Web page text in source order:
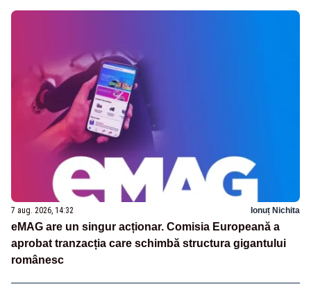
7 aug. 2026, 14:32 Ionuț Nichita
eMAG are un singur acționar. Comisia Europeană a
aprobat tranzacția care schimbă structura gigantului
românesc